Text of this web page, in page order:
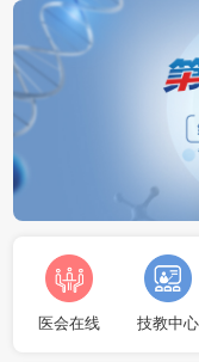
医会在线 技教中心